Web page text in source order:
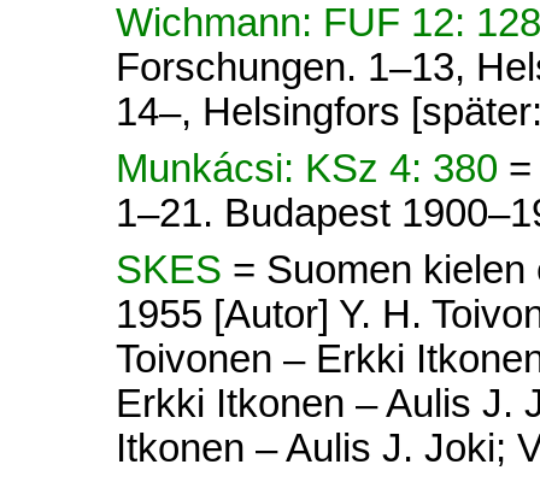
Wichmann: FUF 12:
Forschungen. 1–13,
14–, Helsingfors
Munkácsi: KSz 4: 380
1–21. Budapest
SKES = Suomen
1955 [Autor] Y. H.
Toivonen – Erkki
Erkki Itkonen – Aulis J.
Itkonen – Aulis J. Joki;